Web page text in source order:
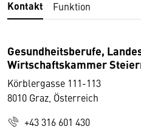
Kontakt Funktion
Gesundheitsberufe,
Wirtschaftskammer
Körblergasse 111-113
8010 Graz, Österreich
+43 316 601 430